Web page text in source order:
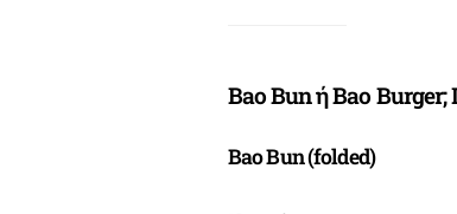
Bao Bun ή Bao Burger;
Bao Bun (folded)